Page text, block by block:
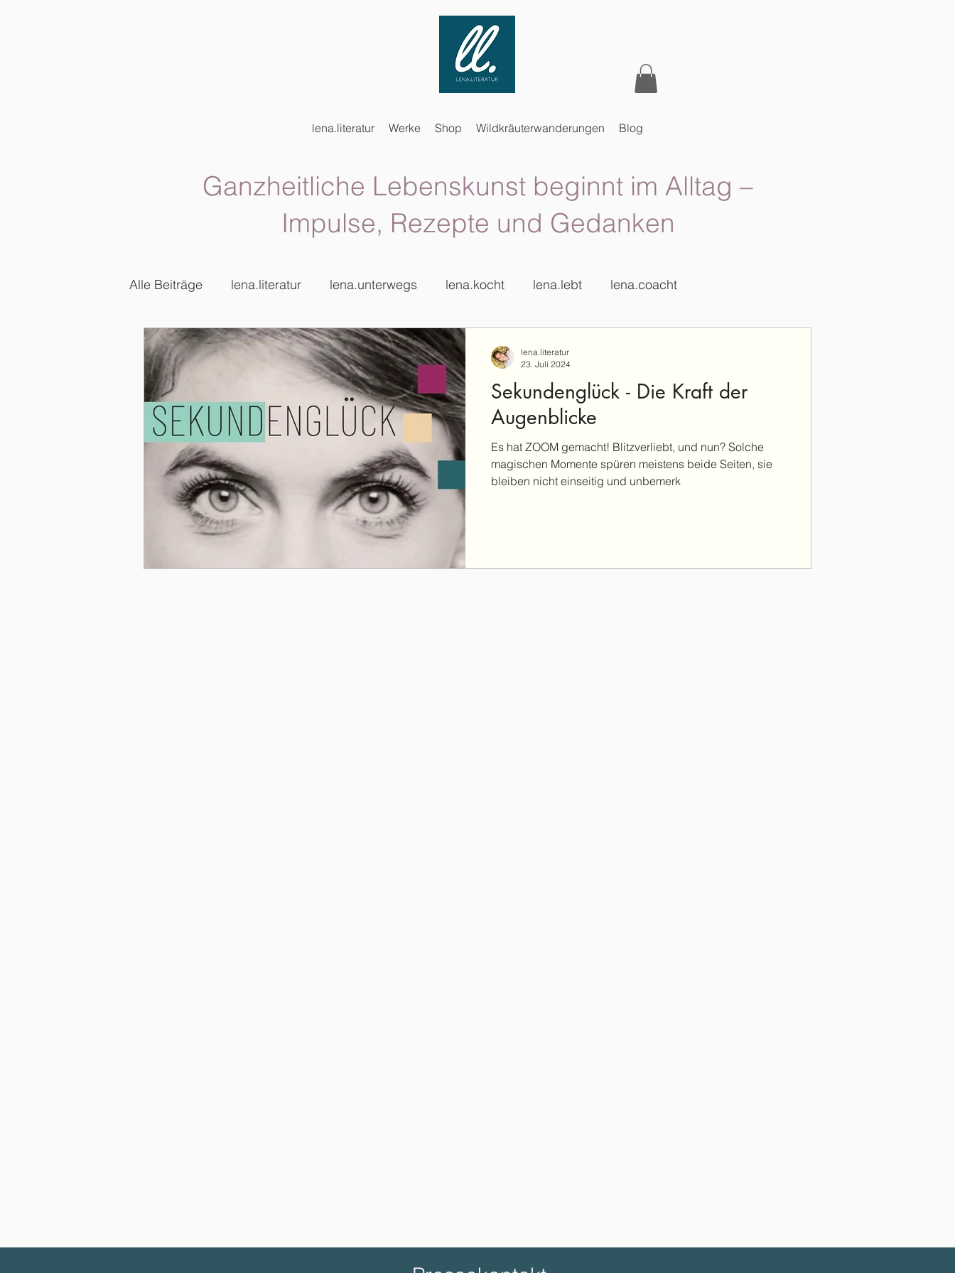
lena.literatur Werke Shop Wildkräuterwanderungen Blog
Ganzheitliche Lebenskunst beginnt im Alltag –
Impulse, Rezepte und Gedanken
Alle Beiträge lena.literatur lena.unterwegs lena.kocht lena.lebt lena.coacht
Sekundenglück - Die Kraft der
Augenblicke
Es hat ZOOM gemacht! Blitzverliebt, und nun? Solche
magischen Momente spüren meistens beide Seiten, sie
bleiben nicht einseitig und unbemerk
lena.literatur
23. Juli 2024